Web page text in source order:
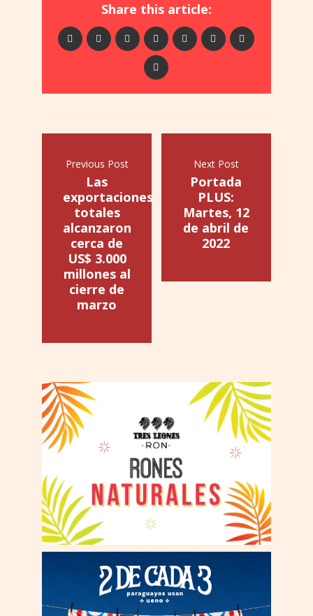
Share this article:
Previous Post
Las
exportaciones
totales
alcanzaron
cerca de
US$ 3.000
millones al
cierre de
marzo
Next Post
Portada
PLUS:
Martes, 12
de abril de
2022